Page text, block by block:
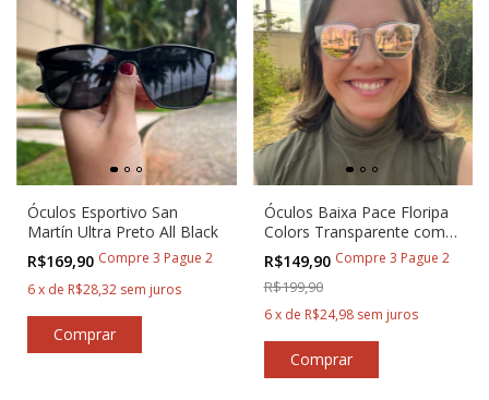
Óculos Esportivo San
Martín Ultra Preto All Black
R$169,90 Compre 3 Pague 2
6x de R$28,32 sem juros
Óculos Baixa Pace Floripa
Colors Transparente com
Rosa
R$149,90 Compre 3 Pague 2
R$199,90
6 x de R$24,98 sem juros